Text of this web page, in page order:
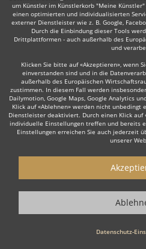
Auch interessant:
Trompeter Trauerredner
Wie funktioniert's?
Starten Sie mit dem Button
Sie interessanten Moderatoren - also
Button finden Sie auf den jeweiligen
2. Angebote erhalten & Details
um Künstler im Künstlerkorb "Meine
einen optimierten und individualisierten
externer Dienstleister wie z. B. Google,
Durch die Einbindung dieser Tools
Drittplattformen - auch außerhalb des
und
Klicken Sie bitte auf «Akzeptieren», wenn
einverstanden sind und in die
außerhalb des Europäischen
zustimmen. In diesem Fall werden
Dailymotion, Google Maps, Google Analytics
Klick auf «Ablehnen» werden nicht
Dienstleister deaktiviert. Durch einen Klick auf
individuelle Einstellungen treffen und bereits
Einstellungen erreichen Sie auch jederzeit
unserer
Datenschutz-